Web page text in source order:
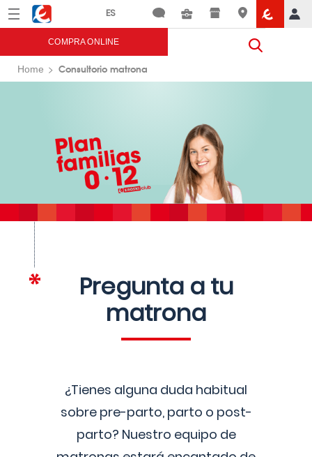
Menú Eroski
COMPRA ONLINE
Home Consultorio matrona
Pregunta a tu
matrona
¿Tienes alguna duda habitual
sobre pre-parto, parto o post-
parto? Nuestro equipo de